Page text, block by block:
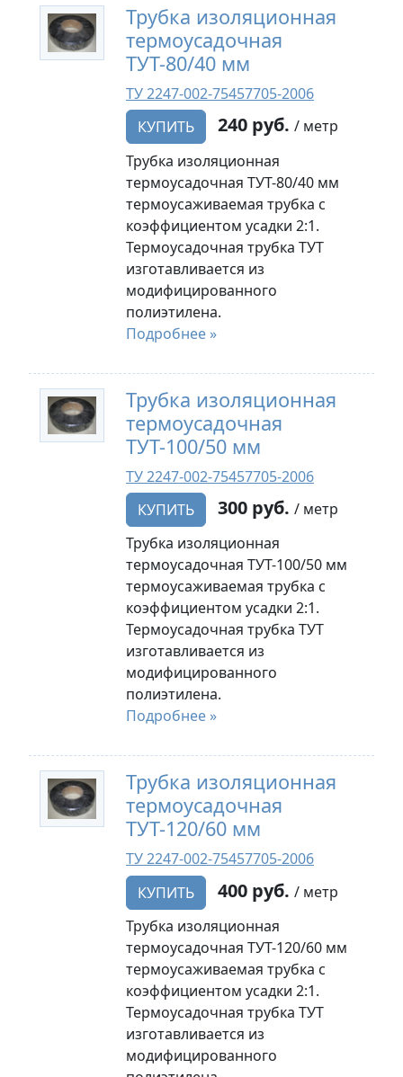
Трубка изоляционная
термоусадочная
ТУТ-80/40 мм
ТУ 2247-002-75457705-2006
КУПИТЬ
240 руб. / метр
Трубка изоляционная
термоусадочная ТУТ-80/40 мм
термоусаживаемая трубка с
коэффициентом усадки 2:1.
Термоусадочная трубка ТУТ
изготавливается из
модифицированного
полиэтилена.
Подробнее »
Трубка изоляционная
термоусадочная
ТУТ-100/50 мм
ТУ 2247-002-75457705-2006
КУПИТЬ
300 руб. / метр
Трубка изоляционная
термоусадочная ТУТ-100/50 мм
термоусаживаемая трубка с
коэффициентом усадки 2:1.
Термоусадочная трубка ТУТ
изготавливается из
модифицированного
полиэтилена.
Подробнее »
Трубка изоляционная
термоусадочная
ТУТ-120/60 мм
ТУ 2247-002-75457705-2006
КУПИТЬ
400 руб. / метр
Трубка изоляционная
термоусадочная ТУТ-120/60 мм
термоусаживаемая трубка с
коэффициентом усадки 2:1.
Термоусадочная трубка ТУТ
изготавливается из
модифицированного